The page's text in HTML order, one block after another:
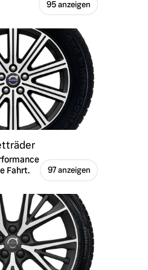
95 anzeigen
Fahrt.
97 anzeigen